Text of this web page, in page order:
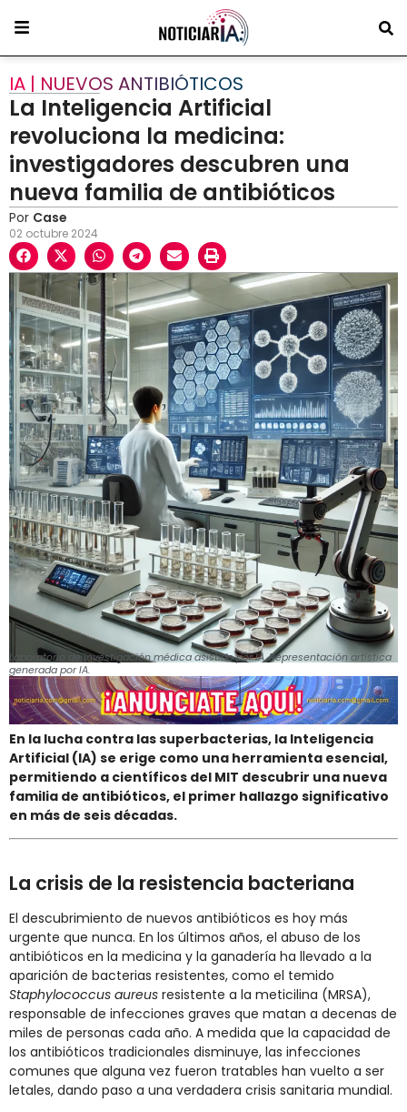
IA | NUEVOS ANTIBIÓTICOS
La Inteligencia Artificial
revoluciona la medicina:
investigadores descubren una
nueva familia de antibióticos
Por Case
02 octubre 2024
Laboratorio de investigación médica asistido por IA. Representación artística
generada por IA.
En la lucha contra las superbacterias, la Inteligencia
Artificial (IA) se erige como una herramienta esencial,
permitiendo a científicos del MIT descubrir una nueva
familia de antibióticos, el primer hallazgo significativo
en más de seis décadas.
La crisis de la resistencia bacteriana
El descubrimiento de nuevos antibióticos es hoy más
urgente que nunca. En los últimos años, el abuso de los
antibióticos en la medicina y la ganadería ha llevado a la
aparición de bacterias resistentes, como el temido
Staphylococcus aureus resistente a la meticilina (MRSA),
responsable de infecciones graves que matan a decenas de
miles de personas cada año. A medida que la capacidad de
los antibióticos tradicionales disminuye, las infecciones
comunes que alguna vez fueron tratables han vuelto a ser
letales, dando paso a una verdadera crisis sanitaria mundial.